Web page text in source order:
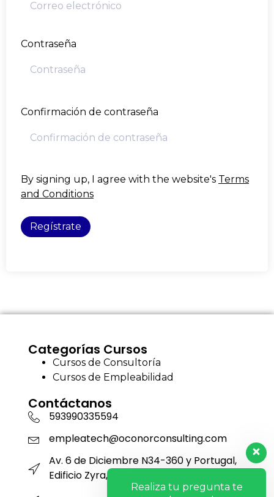
Contraseña
Confirmación de contraseña
By signing up, I agree with the website's Terms
and Conditions
Regístrate
Categorías Cursos
Cursos de Consultoría
Cursos de Empleabilidad
Contáctanos
593990335594
empleatech@oconorconsulting.com
Av. 6 de Diciembre N34-360 y Portugal,
Edificio Zyra, Piso 12, Oficina 1201
Realiza tu pregunta te